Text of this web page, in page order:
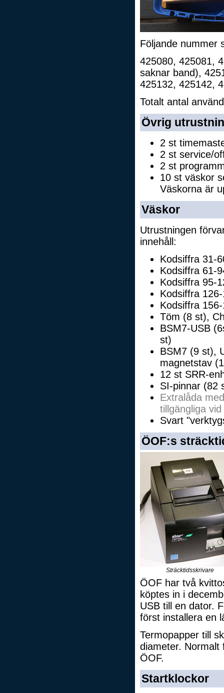
Följande nummer
425080, 425081,
saknar band),
425132, 425142,
Totalt antal
Övrig
2 st
2 st service/
2 st
10 st väskor
Väskorna är
Väskor
Utrustningen
innehåll:
Kodsiffra 31-
Kodsiffra 61-
Kodsiffra 95-
Kodsiffra
Kodsiffra
Töm (8 st),
BSM7-USB
st)
BSM7 (9 st),
magnetstav
12 st SRR-
SI-pinnar (82
Extralåda
tillgängliga
Svart
ÖOF:s
Sträcktidsskrivare
ÖOF har två
köptes in i
USB till en dator.
först installera en
Termopapper till
diameter. Normalt
ÖOF.
Startklockor